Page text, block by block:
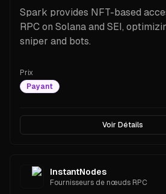
Spark provides NFT-based
RPC on Solana and SEI,
sniper and bots.
Prix
Payant
Voir Détails
InstantNodes
Fournisseurs de nœuds RPC